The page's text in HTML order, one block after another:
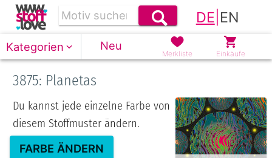
DE EN
Kategorien Neu
Merkliste Einkäufe
3875: Planetas
Du kannst jede einzelne Farbe von
diesem Stoffmuster ändern.
FARBE ÄNDERN